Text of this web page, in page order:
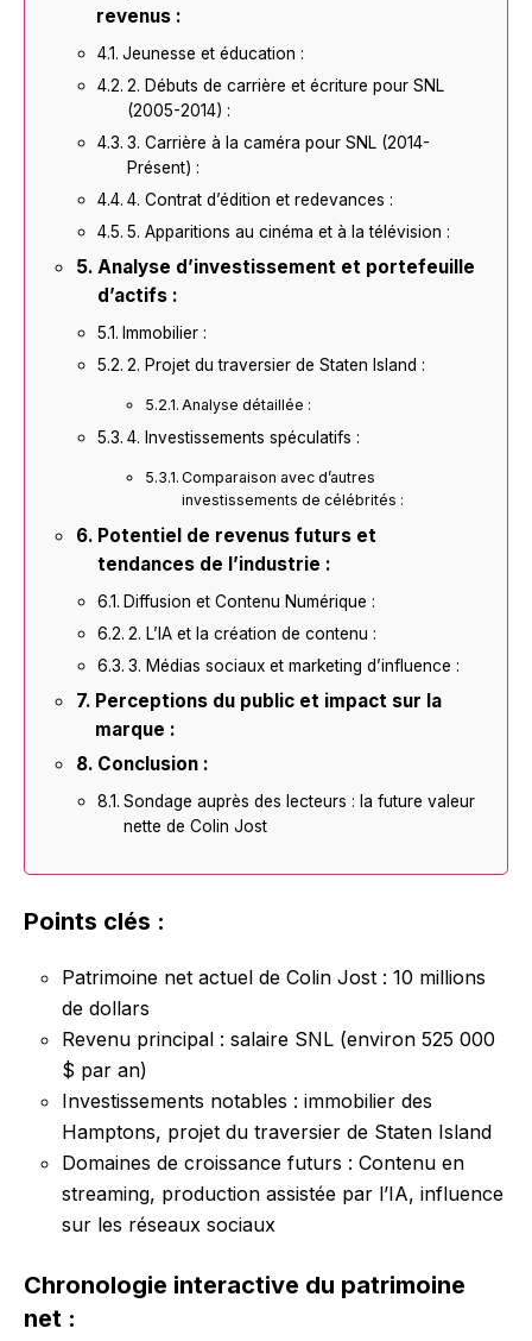
revenus :
Jeunesse et éducation :
2. Débuts de carrière et écriture pour SNL
(2005-2014) :
3. Carrière à la caméra pour SNL (2014-
Présent) :
4. Contrat d’édition et redevances :
5. Apparitions au cinéma et à la télévision :
Analyse d’investissement et portefeuille
d’actifs :
Immobilier :
2. Projet du traversier de Staten Island :
Analyse détaillée :
4. Investissements spéculatifs :
Comparaison avec d’autres
investissements de célébrités :
Potentiel de revenus futurs et
tendances de l’industrie :
Diffusion et Contenu Numérique :
2. L’IA et la création de contenu :
3. Médias sociaux et marketing d’influence :
Perceptions du public et impact sur la
marque :
Conclusion :
Sondage auprès des lecteurs : la future valeur
nette de Colin Jost
Points clés :
Patrimoine net actuel de Colin Jost : 10 millions
de dollars
Revenu principal : salaire SNL (environ 525 000
$ par an)
Investissements notables : immobilier des
Hamptons, projet du traversier de Staten Island
Domaines de croissance futurs : Contenu en
streaming, production assistée par l’IA, influence
sur les réseaux sociaux
Chronologie interactive du patrimoine
net :